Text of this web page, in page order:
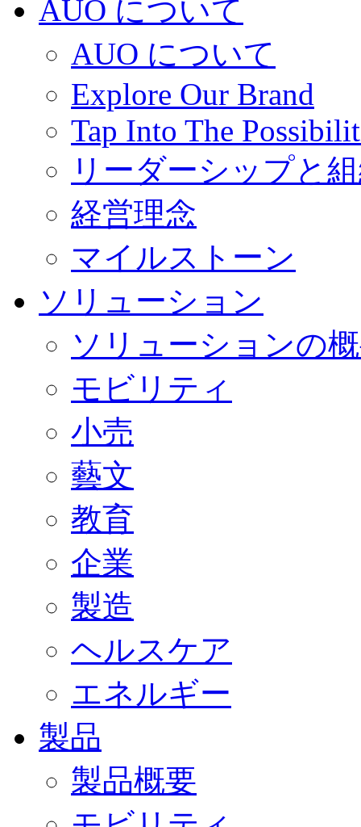
AUO について
AUO について
Explore Our Brand
Tap Into The
リーダーシップと
経営理念
マイルストーン
ソリューション
ソリューションの
モビリティ
小売
藝文
教育
企業
製造
ヘルスケア
エネルギー
製品
製品概要